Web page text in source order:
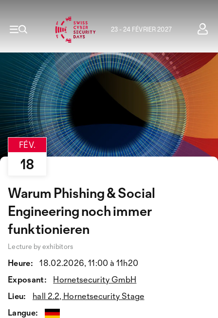
23 - 24 FÉVRIER 2027
FÉV.
18
Warum Phishing & Social
Engineering noch immer
funktionieren
Lecture by exhibitors
Heure:
18.02.2026, 11:00 à 11h20
Exposant:
Hornetsecurity GmbH
Lieu:
hall 2.2, Hornetsecurity Stage
Langue: